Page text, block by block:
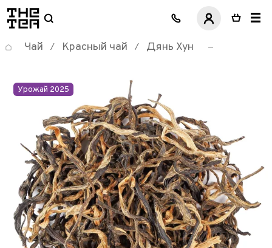
логотип
Чай / Красный чай / Дянь Хун
Урожай 2025